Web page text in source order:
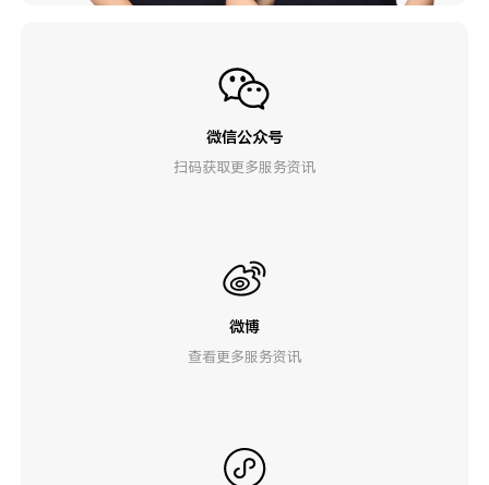
微信公众号
扫码获取更多服务资讯
微博
查看更多服务资讯